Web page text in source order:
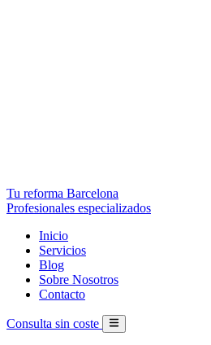
Tu reforma Barcelona
Profesionales especializados
Inicio
Servicios
Blog
Sobre Nosotros
Contacto
Consulta sin coste